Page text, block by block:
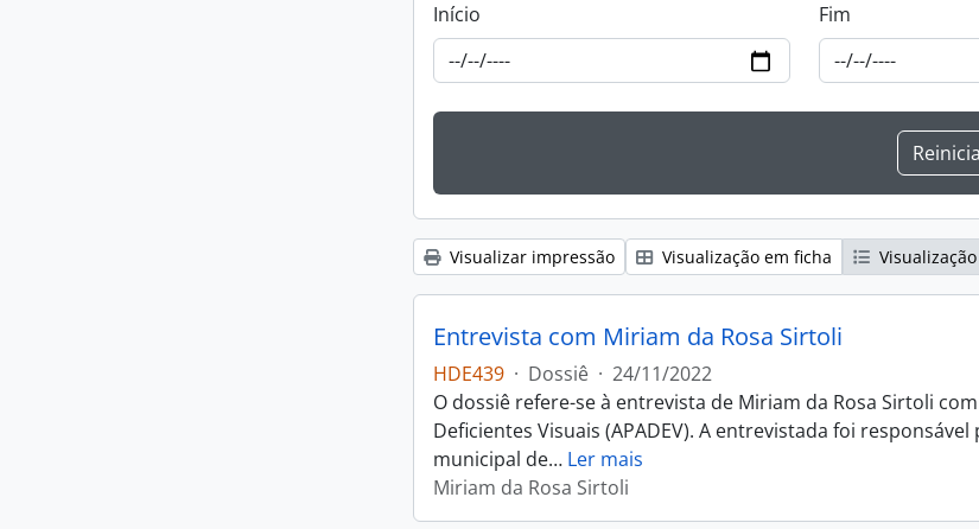
Início Fim
Visualizar impressão Visualização em ficha
Entrevista com Miriam da Rosa Sirtoli
HDE439 · Dossiê · 24/11/2022
O dossiê refere-se à entrevista de Miriam da Rosa Sirtoli
Deficientes Visuais (APADEV). A entrevistada foi
municipal de… Ler mais
Miriam da Rosa Sirtoli